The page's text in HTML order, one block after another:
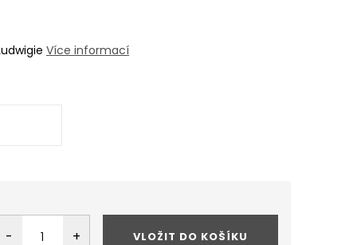
Více informací
VLOŽIT DO KOŠÍKU